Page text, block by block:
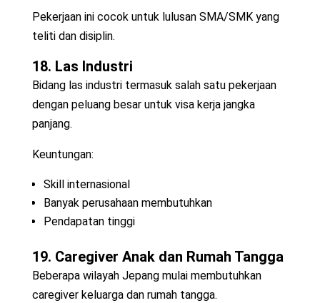
Pekerjaan ini cocok untuk lulusan SMA/SMK yang
teliti dan disiplin.
18. Las Industri
Bidang las industri termasuk salah satu pekerjaan
dengan peluang besar untuk visa kerja jangka
panjang.
Keuntungan:
Skill internasional
Banyak perusahaan membutuhkan
Pendapatan tinggi
19. Caregiver Anak dan Rumah Tangga
Beberapa wilayah Jepang mulai membutuhkan
caregiver keluarga dan rumah tangga.